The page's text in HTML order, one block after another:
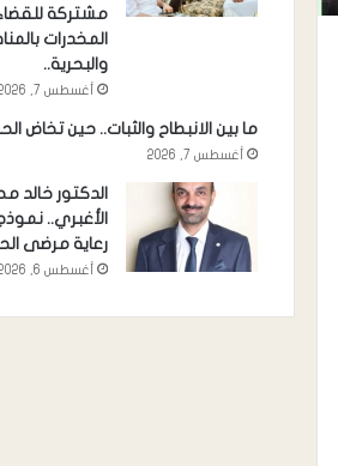
مشتركة
المخدرات
والبحرية..
أغسطس 7, 2026
ما بين الانبطاح والثبات.. حين تخاض
أغسطس 7, 2026
الدكتور خالد
الأغبري..
رعاية مرضى
أغسطس 6, 2026